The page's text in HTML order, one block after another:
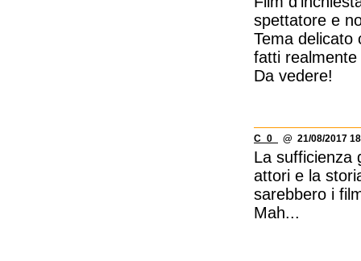
spettatore e
Tema delicato
fatti
Da vedere!
C_0_ @ 21/08/2017
La sufficienza
attori e la
sarebbero i
Mah...